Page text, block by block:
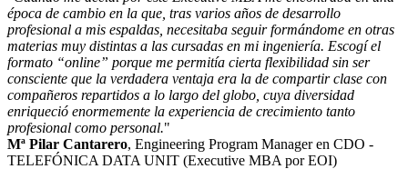
época de cambio en la que, tras varios años de desarrollo
profesional a mis espaldas, necesitaba seguir formándome en otras
materias muy distintas a las cursadas en mi ingeniería. Escogí el
formato “online” porque me permitía cierta flexibilidad sin ser
consciente que la verdadera ventaja era la de compartir clase con
compañeros repartidos a lo largo del globo, cuya diversidad
enriqueció enormemente la experiencia de crecimiento tanto
profesional como personal."
Mª Pilar Cantarero, Engineering Program Manager en CDO -
TELEFÓNICA DATA UNIT (Executive MBA por EOI)